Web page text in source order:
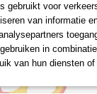
gebruikt voor
van informatie
in
van hun diensten